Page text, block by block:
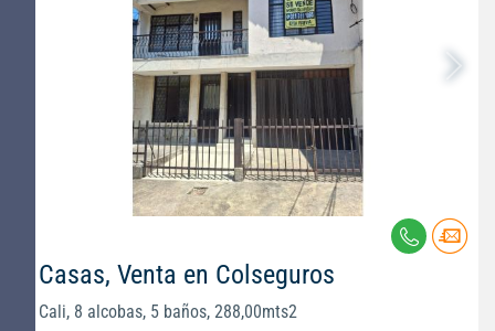
Casas, Venta en Colseguros
Cali, 8 alcobas, 5 baños, 288,00mts2